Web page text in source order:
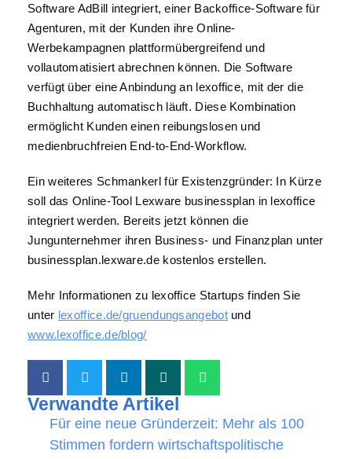
Software AdBill integriert, einer Backoffice-Software für
Agenturen, mit der Kunden ihre Online-
Werbekampagnen plattformübergreifend und
vollautomatisiert abrechnen können. Die Software
verfügt über eine Anbindung an lexoffice, mit der die
Buchhaltung automatisch läuft. Diese Kombination
ermöglicht Kunden einen reibungslosen und
medienbruchfreien End-to-End-Workflow.
Ein weiteres Schmankerl für Existenzgründer: In Kürze
soll das Online-Tool Lexware businessplan in lexoffice
integriert werden. Bereits jetzt können die
Jungunternehmer ihren Business- und Finanzplan unter
businessplan.lexware.de kostenlos erstellen.
Mehr Informationen zu lexoffice Startups finden Sie
unter lexoffice.de/gruendungsangebotund
www.lexoffice.de/blog/
Verwandte Artikel
Für eine neue Gründerzeit: Mehr als 100
Stimmen fordern wirtschaftspolitische